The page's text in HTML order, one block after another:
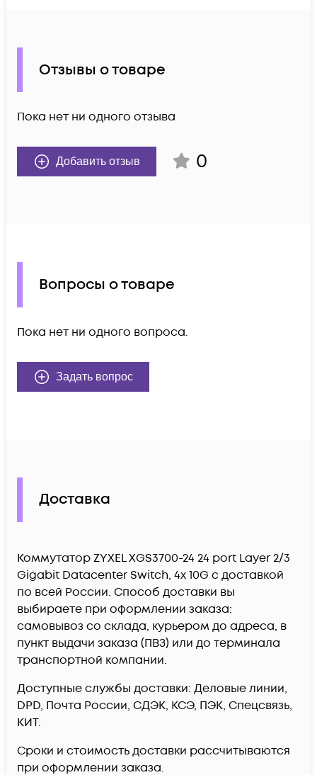
Отзывы о товаре
Пока нет ни одного отзыва
Добавить отзыв 0
Вопросы о товаре
Пока нет ни одного вопроса.
Задать вопрос
Доставка
Коммутатор ZYXEL XGS3700-24 24 port Layer 2/3
Gigabit Datacenter Switch, 4x 10G c доставкой
по всей России. Способ доставки вы
выбираете при оформлении заказа:
самовывоз со склада, курьером до адреса, в
пункт выдачи заказа (ПВЗ) или до терминала
транспортной компании.
Доступные службы доставки: Деловые линии,
DPD, Почта России, СДЭК, КСЭ, ПЭК, Спецсвязь,
КИТ.
Сроки и стоимость доставки рассчитываются
при оформлении заказа.